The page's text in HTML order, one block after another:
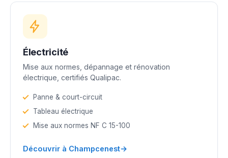
Électricité
Mise aux normes, dépannage et rénovation
électrique, certifiés Qualipac.
Panne & court-circuit
Tableau électrique
Mise aux normes NF C 15-100
Découvrir à Champcenest→